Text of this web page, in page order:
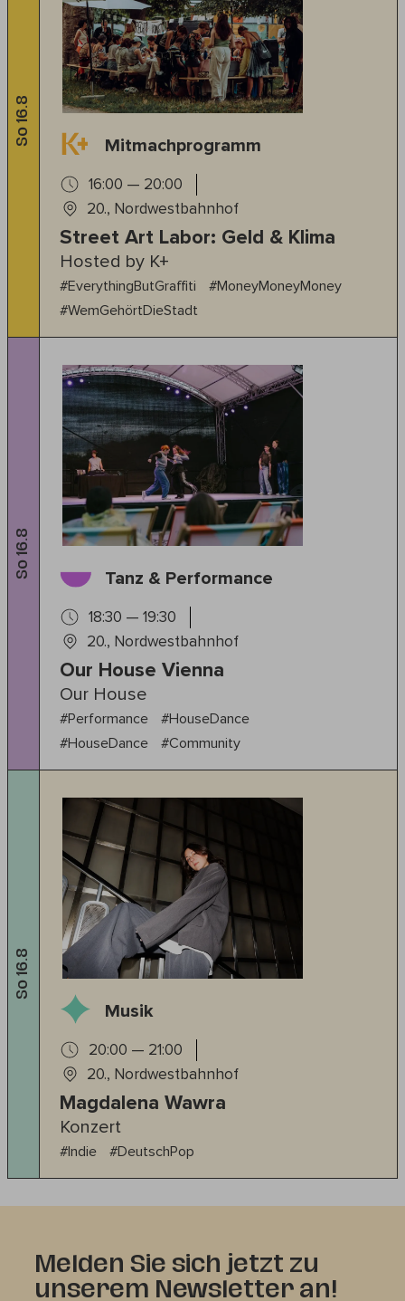
So 16.8 Mitmachprogramm
16:00 — 20:00
20., Nordwestbahnhof
Street Art Labor: Geld & Klima
Hosted by K+
#EverythingButGraffiti
#MoneyMoneyMoney
#WemGehörtDieStadt
So 16.8 Tanz & Performance
18:30 — 19:30
20., Nordwestbahnhof
Our House Vienna
Our House
#Performance
#HouseDance
#HouseDance
#Community
So 16.8
Musik
20:00 — 21:00
20., Nordwestbahnhof
Magdalena Wawra
Konzert
#Indie #DeutschPop
Melden Sie sich jetzt zu
unserem Newsletter an!